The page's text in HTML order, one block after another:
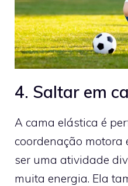
4. Saltar em
A cama elástica é
coordenação motora
ser uma atividade
muita energia. Ela